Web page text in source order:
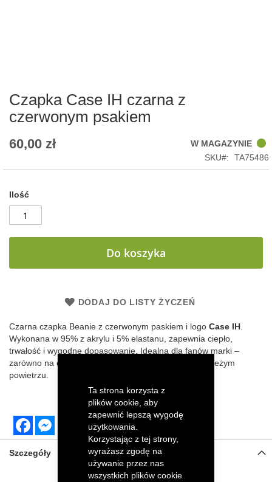
Ta strona korzysta z
plików cookie, aby
zapewnić lepszą wygodę
użytkowania.
Korzystając z tej strony,
wyrażasz zgodę na
używanie przez nas
wszystkich plików cookie
the
images
Czapka Case IH czarna z
czerwonym psakiem
60,00 zł
W MAGAZYNIE
SKU
TA75486
Ilość
Do koszyka
DODAJ DO LISTY ŻYCZEŃ
Czarna czapka Beanie z czerwonym paskiem i logo Case IH
Wykonana w 95% z akrylu i 5% elastanu, zapewnia ciepło,
trwałość i wygodne dopasowanie. Idealna dla fanów marki –
zarówno na co dzień, jak i podczas aktywności na świeżym
powietrzu.
FacebookMessenger
Szczegóły